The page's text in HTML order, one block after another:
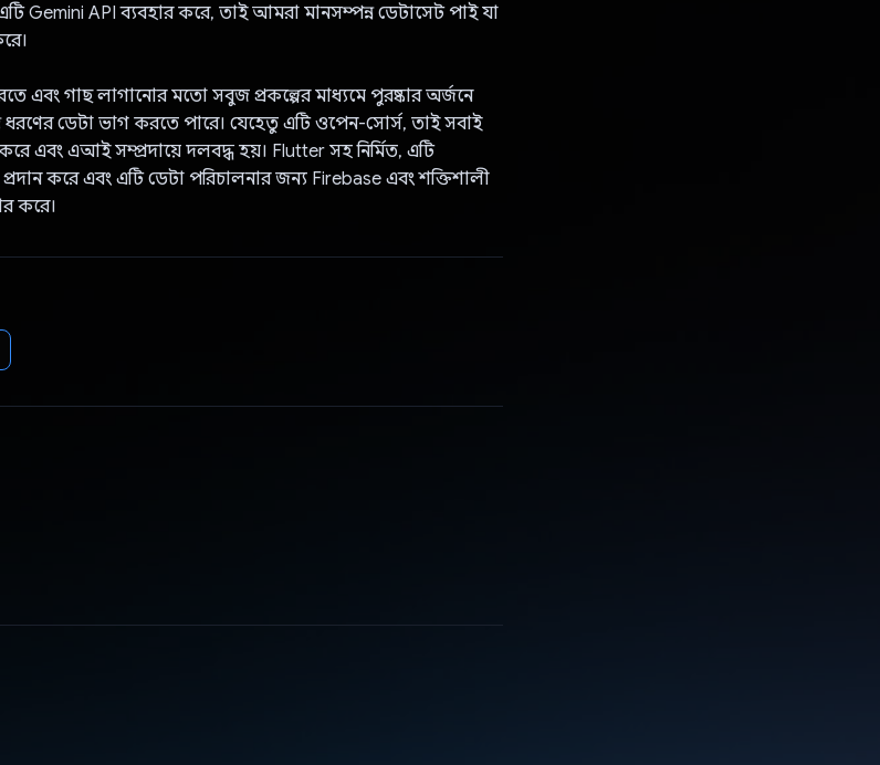
Gemini API ব্যবহার করে, তাই আমরা মানসম্পন্ন ডেটাসেট পাই যা
এবং গাছ লাগানোর মতো সবুজ প্রকল্পের মাধ্যমে পুরষ্কার অর্জনে
ডেটা ভাগ করতে পারে। যেহেতু এটি ওপেন-সোর্স, তাই সবাই
এবং এআই সম্প্রদায়ে দলবদ্ধ হয়। Flutter সহ নির্মিত, এটি
করে এবং এটি ডেটা পরিচালনার জন্য Firebase এবং শক্তিশালী
করে।